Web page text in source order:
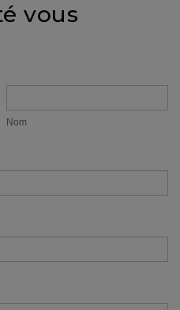
vous
Nom